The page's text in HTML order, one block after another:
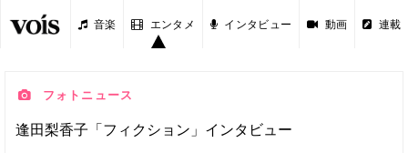
音楽 エンタメ インタビュー 動画 連載
フォトニュース
逢田梨香子「フィクション」インタビュー